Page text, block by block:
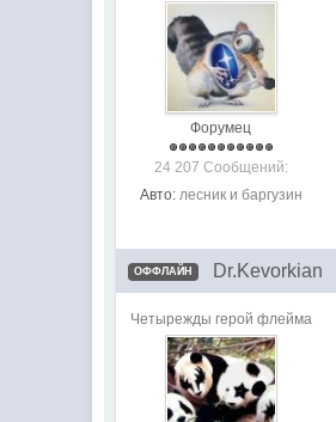
Форумец
24 207 Сообщений:
Авто: лесник и баргузин
ОФФЛАЙН Dr.Kevorkian
Четырежды герой флейма